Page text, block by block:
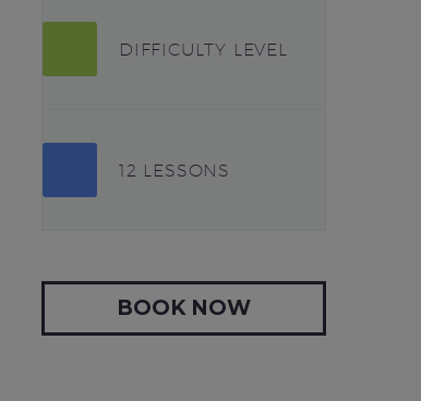
DIFFICULTY LEVEL
12 LESSONS
BOOK NOW